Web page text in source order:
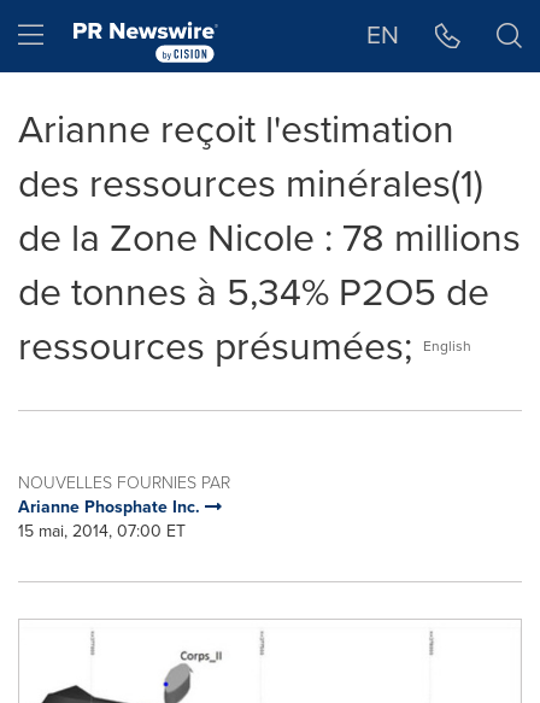
Hamburger menu EN
Arianne reçoit l'estimation
des ressources minérales(1)
de la Zone Nicole : 78 millions
de tonnes à 5,34% P2O5 de
ressources présumées;
English
NOUVELLES FOURNIES PAR
Arianne Phosphate Inc.
15 mai, 2014, 07:00 ET